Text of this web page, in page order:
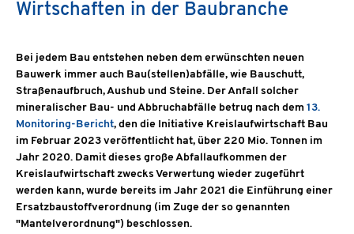
Wirtschaften in der Baubranche
Bei jedem Bau entstehen neben dem erwünschten neuen
Bauwerk immer auch Bau(stellen)abfälle, wie Bauschutt,
Straßenaufbruch, Aushub und Steine. Der Anfall solcher
mineralischer Bau- und Abbruchabfälle betrug nach dem 13.
Monitoring-Bericht, den die Initiative Kreislaufwirtschaft Bau
im Februar 2023 veröffentlicht hat, über 220 Mio. Tonnen im
Jahr 2020. Damit dieses große Abfallaufkommen der
Kreislaufwirtschaft zwecks Verwertung wieder zugeführt
werden kann, wurde bereits im Jahr 2021 die Einführung einer
Ersatzbaustoffverordnung (im Zuge der so genannten
"Mantelverordnung") beschlossen.